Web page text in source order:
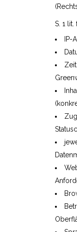
S. 1 lit.
IP-